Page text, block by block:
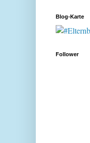
Blog-Karte
Follower